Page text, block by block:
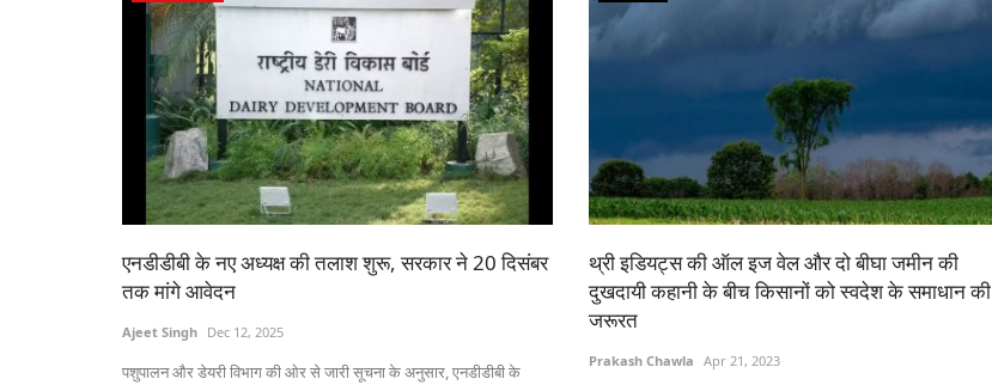
एनडीडीबी के नए अध्यक्ष की तलाश शुरू, सरकार ने 20 दिसंबर
तक मांगे आवेदन
Ajeet Singh Dec 12, 2025
पशुपालन और डेयरी विभाग की ओर से जारी सूचना के अनुसार, एनडीडीबी के
थ्री इडियट्स की ऑल इज वेल और दो बीघा जमीन की
दुखदायी कहानी के बीच किसानों को स्वदेश के समाधान की
जरूरत
Prakash Chawla Apr 21, 2023